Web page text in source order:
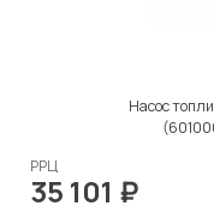
Насос
РРЦ
35 101 ₽